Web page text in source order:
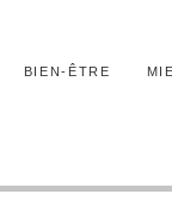
BIEN-ÊTRE